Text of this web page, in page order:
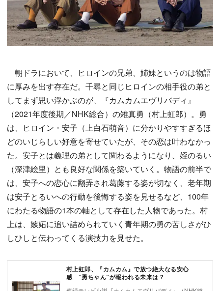
朝ドラにおいて、ヒロインの兄弟、姉妹というのは物語
に厚みを出す存在だ。千尋と同じヒロインの相手役の弟と
してまず思い浮かぶのが、『カムカムエヴリバディ』
（2021年度後期／NHK総合）の雉真勇（村上虹郎）。勇
は、ヒロイン・安子（上白石萌音）に分かりやすすぎるほ
どのいじらしい好意を寄せていたが、その恋は叶わなかっ
た。安子とは義理の弟として関わるようになり、姪のるい
（深津絵里）とも良好な関係を築いていく。物語の前半で
は、安子への恋心に翻弄され葛藤する姿が切なく、老年期
は安子とるいへの行動を後悔する姿を見せるなど、100年
にわたる物語の1本の軸として存在した人物であった。村
上は、嫉妬に追い詰められていく青年期の勇の苦しさがひ
しひしと伝わってくる演技力を見せた。
村上虹郎、『カムカム』で放つ絶大なる安心
感 “勇ちゃん”が報われる未来は？